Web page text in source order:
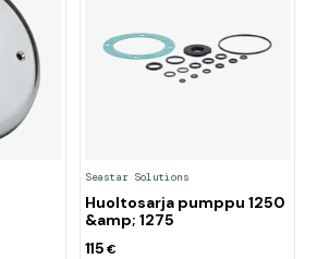
Seastar Solutions
Huoltosarja pumppu 1250
&amp; 1275
115 €